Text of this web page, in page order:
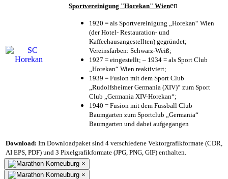
Sportvereinigung "Horekan" Wienen
1920 = als Sportvereinigung „Horekan“ Wien
(der Hotel- Restauration- und
Kaffeehausangestellten) gegründet;
Vereinsfarben: Schwarz-Weiß;
1927 = eingestellt; – 1934 = als Sport Club
„Horekan“ Wien reaktiviert;
1939 = Fusion mit dem Sport Club
„Rudolfsheimer Germania (XIV)“ zum Sport
Club „Germania XIV-Horekan“;
1940 = Fusion mit dem Fussball Club
Baumgarten zum Sportclub „Germania“
Baumgarten und dabei aufgegangen
Download: Im Downloadpaket sind 4 verschiedene Vektorgrafikformate (CDR,
AI EPS, PDF) und 3 Pixelgrafikformate (JPG, PNG, GIF) enthalten.
×
×